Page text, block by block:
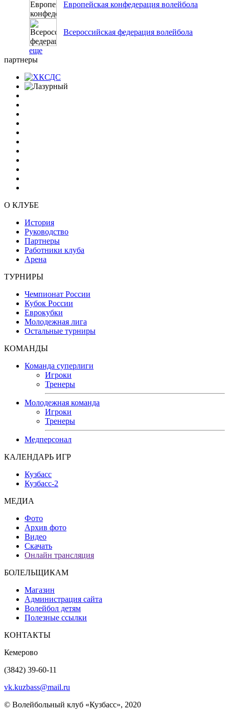
Европейская конфедерация волейбола
Всероссийская федерация волейбола
еще
партнеры
О КЛУБЕ
История
Руководство
Партнеры
Работники клуба
Арена
ТУРНИРЫ
Чемпионат России
Кубок России
Еврокубки
Молодежная лига
Остальные турниры
КОМАНДЫ
Команда суперлиги
Игроки
Тренеры
Молодежная команда
Игроки
Тренеры
Медперсонал
КАЛЕНДАРЬ ИГР
Кузбасс
Кузбасс-2
МЕДИА
Фото
Архив фото
Видео
Скачать
Онлайн трансляция
БОЛЕЛЬЩИКАМ
Магазин
Администрация сайта
Волейбол детям
Полезные ссылки
КОНТАКТЫ
Кемерово
(3842) 39-60-11
vk.kuzbass@mail.ru
© Волейбольный клуб «Кузбасс», 2020